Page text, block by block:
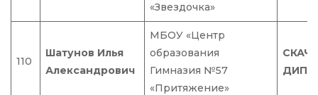
«Звездочка»
110
Шатунов Илья
Александрович
МБОУ «Центр
образования
Гимназия №57
«Притяжение»